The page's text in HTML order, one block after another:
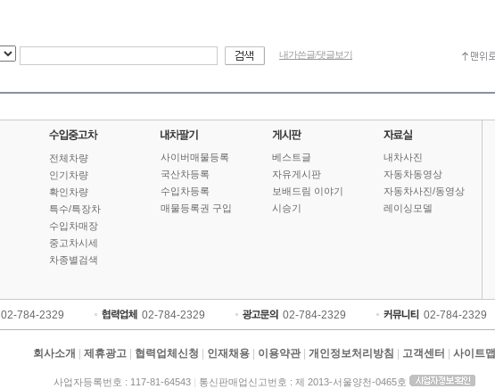
내가쓴글/댓글보기
전체차량
인기차량
확인차량
특수/특장차
수입차매장
중고차시세
차종별검색
사이버매물등록
국산차등록
수입차등록
매물등록권 구입
베스트글
자유게시판
보배드림 이야기
시승기
내차사진
자동차동영상
자동차사진/동영상
레이싱모델
02-784-2329 02-784-2329 02-784-2329 02-784-2329
회사소개 제휴광고 협력업체신청 인재채용 이용약관 개인정보처리방침 고객센터 사이트맵
사업자등록번호 : 117-81-64543 통신판매업신고번호 : 제 2013-서울양천-0465호